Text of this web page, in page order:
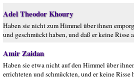
Adel Theodor Khoury
Haben sie nicht zum Himmel über ihnen
und geschmückt haben, und daß er keine Risse
Amir Zaidan
Haben sie etwa nicht auf den Himmel über
errichteten und schmückten, und er keine Risse